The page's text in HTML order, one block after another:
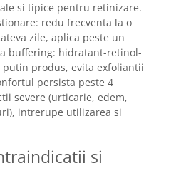
si tipice pentru retinizare.
redu frecventa la o
zile, aplica peste un
buffering: hidratant-retinol-
produs, evita exfoliantii
persista peste 4
severe (urticarie, edem,
intrerupe utilizarea si
si